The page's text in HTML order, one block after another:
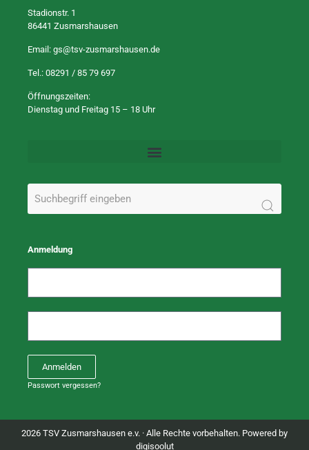
Stadionstr. 1
86441 Zusmarshausen
Email: gs@tsv-zusmarshausen.de
Tel.: 08291 / 85 79 697
Öffnungszeiten:
Dienstag und Freitag 15 – 18 Uhr
Anmeldung
Anmelden
Passwort vergessen?
2026 TSV Zusmarshausen e.v. · Alle Rechte vorbehalten. Powered by
digisoolut